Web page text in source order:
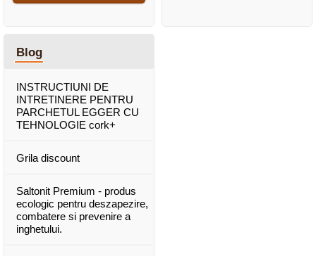
Blog
INSTRUCTIUNI DE
INTRETINERE PENTRU
PARCHETUL EGGER CU
TEHNOLOGIE cork+
Grila discount
Saltonit Premium - produs
ecologic pentru deszapezire,
combatere si prevenire a
inghetului.